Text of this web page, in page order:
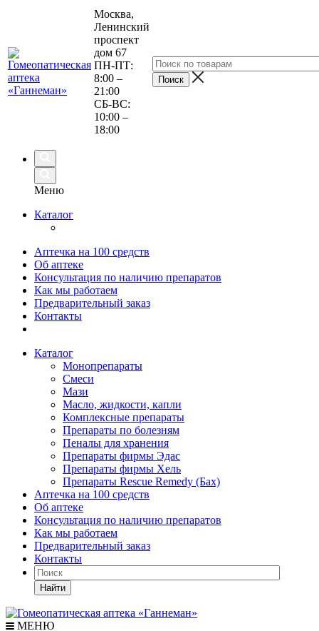
Москва,
Ленинский
проспект
дом 67
ПН-ПТ:
8:00 –
21:00
СБ-ВС:
10:00 –
18:00
Меню
Каталог
Аптечка на 100 средств
Об аптеке
Консультация по наличию препаратов
Как мы работаем
Предварительный заказ
Контакты
Каталог
Монопрепараты
Смеси
Мази
Масло, жидкости, капли
Комплексные препараты
Препараты по болезням
Пеналы для хранения
Препараты фирмы Эдас
Препараты фирмы Хель
Препараты Rescue Remedy (Бах)
Аптечка на 100 средств
Об аптеке
Консультация по наличию препаратов
Как мы работаем
Предварительный заказ
Контакты
Найти
МЕНЮ